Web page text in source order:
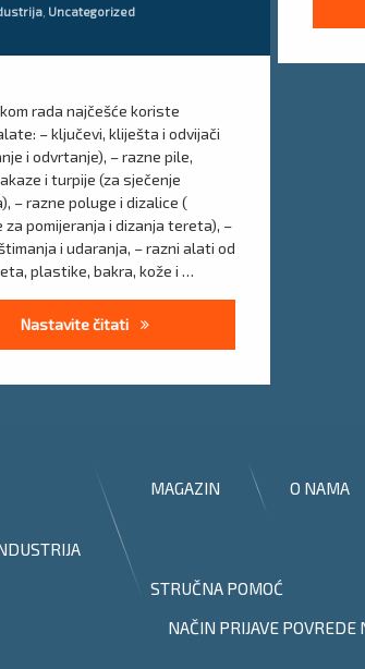
Uncategorized
rada najčešće koriste
– ključevi, kliješta i odvijači
i odvrtanje), – razne pile,
i turpije (za sječenje
– razne poluge i dizalice (
za pomijeranja i dizanja tereta), –
i udaranja, – razni alati od
plastike, bakra, kože i …
Nastavite čitati Upute za siguran rad sa
MAGAZIN O NAMA
STRUČNA POMOĆ
NAČIN PRIJAVE POVREDE